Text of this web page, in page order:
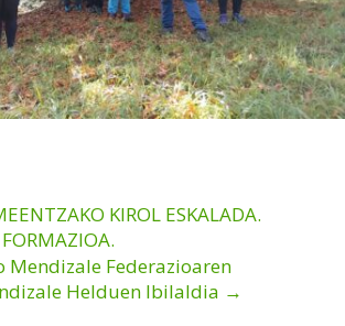
KIROL ESKALADA.
Mendizale Federazioaren
Helduen Ibilaldia →